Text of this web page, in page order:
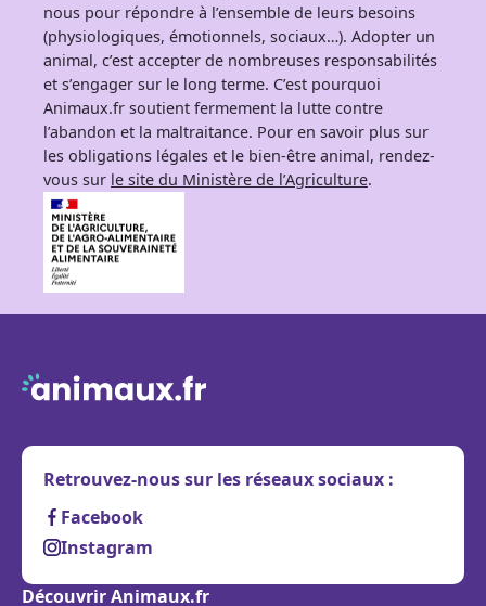
nous pour répondre à l’ensemble de leurs besoins
(physiologiques, émotionnels, sociaux…). Adopter un
animal, c’est accepter de nombreuses responsabilités
et s’engager sur le long terme. C’est pourquoi
Animaux.fr soutient fermement la lutte contre
l’abandon et la maltraitance. Pour en savoir plus sur
les obligations légales et le bien-être animal, rendez-
vous sur le site du Ministère de l’Agriculture.
Retrouvez-nous sur les réseaux sociaux :
Facebook
Instagram
Découvrir Animaux.fr